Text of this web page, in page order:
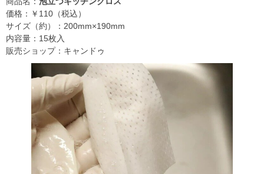
価格：￥110（税込）
サイズ（約）：200mm×190mm
内容量：15枚入
販売ショップ：キャンドゥ